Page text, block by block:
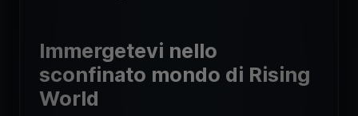
Immergetevi nello
sconfinato mondo di Rising
World